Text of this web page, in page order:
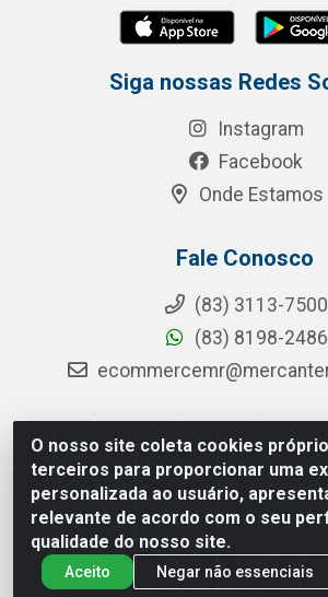
O nosso site coleta cookies
terceiros para proporcionar uma
personalizada ao usuário,
relevante de acordo com o seu
qualidade do nosso site.
Aceito Negar não essenciais
Siga nossas Redes
Instagram
Facebook
Onde Estamos
Fale Conosco
(83) 3113-7500
(83) 8198-2486
MR Distribuidora - Rua Hortêncio
Distrito Industrial, João Pessoa/PB - CEP
35.428.312/0001-85